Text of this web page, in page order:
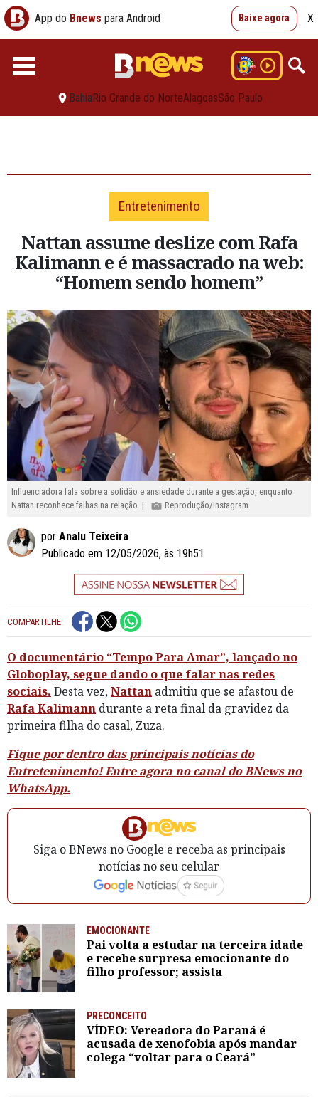
App do Bnews para Android Baixe agora X
BahiaRio Grande do NorteAlagoasSão Paulo
Entretenimento
Nattan assume deslize com Rafa
Kalimann e é massacrado na web:
“Homem sendo homem”
Influenciadora fala sobre a solidão e ansiedade durante a gestação, enquanto
Nattan reconhece falhas na relação |
Reprodução/Instagram
por Analu Teixeira
Publicado em 12/05/2026, às 19h51
COMPARTILHE:
O documentário “Tempo Para Amar”, lançado no
Globoplay, segue dando o que falar nas redes
sociais. Desta vez,Nattan admitiu que se afastou de
Rafa Kalimann durante a reta final da gravidez da
primeira filha do casal, Zuza.
Fique por dentro das principais notícias do
Entretenimento! Entre agora no canal do BNews no
WhatsApp.
Siga o BNews no Google e receba as principais
notícias no seu celular
EMOCIONANTE
Pai volta a estudar na terceira idade
e recebe surpresa emocionante do
filho professor; assista
PRECONCEITO
VÍDEO: Vereadora do Paraná é
acusada de xenofobia após mandar
colega “voltar para o Ceará”